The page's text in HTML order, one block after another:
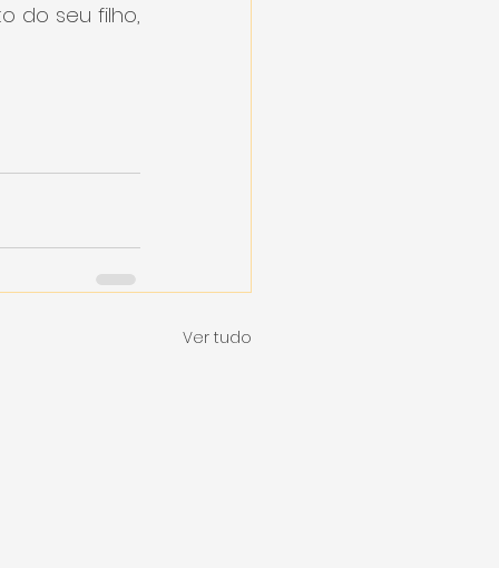
do seu filho,
Ver tudo